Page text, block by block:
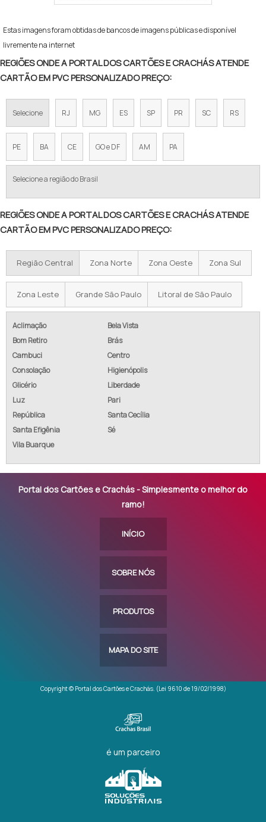
Estas imagens foram obtidas de bancos de imagens públicas e disponível
livremente na internet
REGIÕES ONDE A PORTAL DOS CARTÕES E CRACHÁS ATENDE
CARTÃO EM PVC PERSONALIZADO PREÇO:
Selecione RJ MG ES SP PR SC RS
PE BA CE GO e DF AM PA
Selecione a região do Brasil
REGIÕES ONDE A PORTAL DOS CARTÕES E CRACHÁS ATENDE
CARTÃO EM PVC PERSONALIZADO PREÇO:
Região Central Zona Norte Zona Oeste Zona Sul
Zona Leste Grande São Paulo Litoral de São Paulo
Aclimação
Bela Vista
Bom Retiro
Brás
Cambuci
Centro
Consolação
Higienópolis
Glicério
Liberdade
Luz
Pari
República
Santa Cecília
Santa Efigênia
Sé
Vila Buarque
Portal dos Cartões e Crachás - Simplesmente o melhor do
ramo!
INÍCIO
SOBRE NÓS
PRODUTOS
MAPA DO SITE
Copyright © Portal dos Cartões e Crachás. (Lei 9610 de 19/02/1998)
é um parceiro